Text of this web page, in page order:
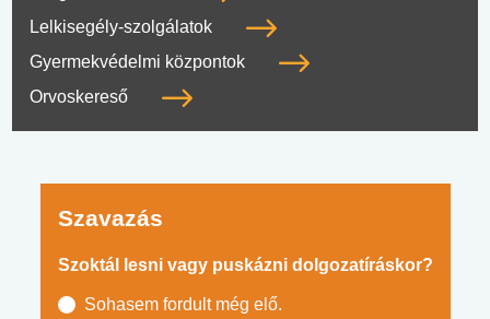
Lelkisegély-szolgálatok
Gyermekvédelmi központok
Orvoskereső
Szavazás
Szoktál lesni vagy puskázni dolgozatíráskor?
Sohasem fordult még elő.